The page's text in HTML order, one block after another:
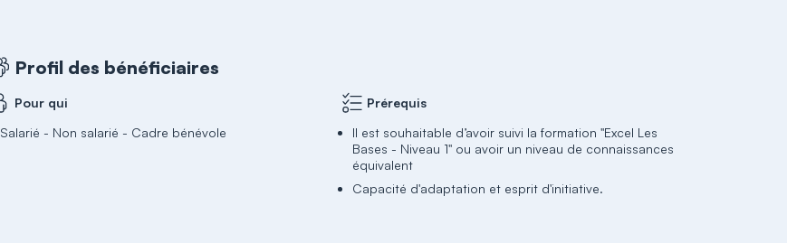
Profil des bénéficiaires
Pour qui
Salarié - Non salarié - Cadre bénévole
Prérequis
Il est souhaitable d’avoir suivi la formation "Excel Les
Bases - Niveau 1" ou avoir un niveau de connaissances
équivalent
Capacité d'adaptation et esprit d'initiative.